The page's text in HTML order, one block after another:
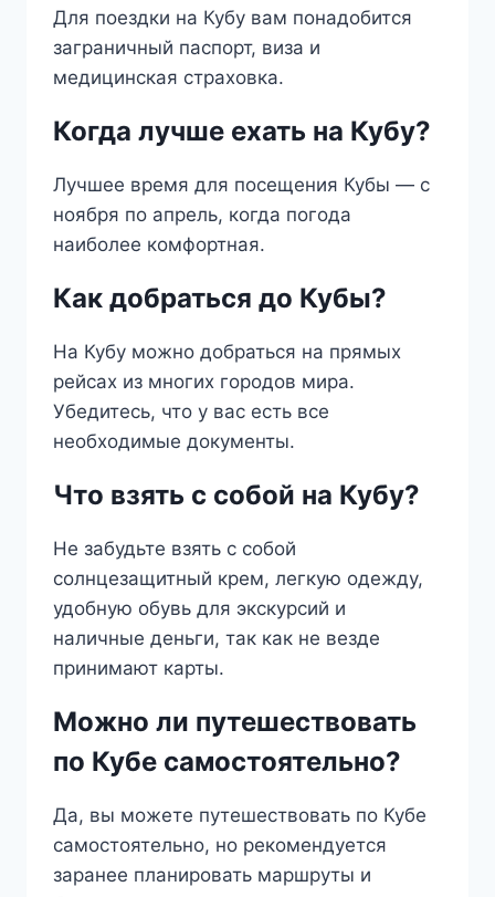
Для поездки на Кубу вам понадобится
заграничный паспорт, виза и
медицинская страховка.
Когда лучше ехать на Кубу?
Лучшее время для посещения Кубы — с
ноября по апрель, когда погода
наиболее комфортная.
Как добраться до Кубы?
На Кубу можно добраться на прямых
рейсах из многих городов мира.
Убедитесь, что у вас есть все
необходимые документы.
Что взять с собой на Кубу?
Не забудьте взять с собой
солнцезащитный крем, легкую одежду,
удобную обувь для экскурсий и
наличные деньги, так как не везде
принимают карты.
Можно ли путешествовать
по Кубе самостоятельно?
Да, вы можете путешествовать по Кубе
самостоятельно, но рекомендуется
заранее планировать маршруты и